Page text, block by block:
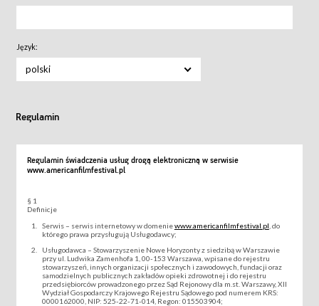
Język:
polski
Regulamin
Regulamin świadczenia usług drogą elektroniczną w serwisie
www.americanfilmfestival.pl
§ 1
Definicje
Serwis – serwis internetowy w domeniewww.americanfilmfestival.pl , do
którego prawa przysługują Usługodawcy;
Usługodawca – Stowarzyszenie Nowe Horyzonty z siedzibą w Warszawie
przy ul. Ludwika Zamenhofa 1, 00-153 Warszawa, wpisane do rejestru
stowarzyszeń, innych organizacji społecznych i zawodowych, fundacji oraz
samodzielnych publicznych zakładów opieki zdrowotnej i do rejestru
przedsiębiorców prowadzonego przez Sąd Rejonowy dla m.st. Warszawy, XII
Wydział Gospodarczy Krajowego Rejestru Sądowego pod numerem KRS:
0000162000, NIP: 525-22-71-014, Regon: 015503904;